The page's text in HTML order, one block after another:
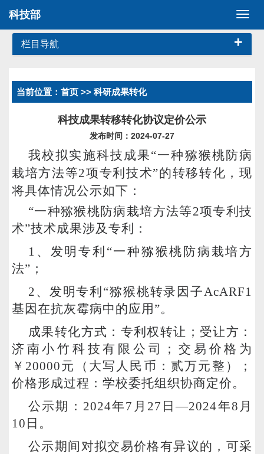
切
科技部
栏目导航 +
当前位置： 首页 >> 科研成果转化
科技成果转移转化协议定价公示
发布时间：2024-07-27
我校拟实施科技成果“一种猕猴桃防病
栽培方法等2项专利技术”的转移转化，现
将具体情况公示如下：
“一种猕猴桃防病栽培方法等2项专利技
术”技术成果涉及专利：
1 、发明专利“一种猕猴桃防病栽培方
法”；
2 、发明专利“猕猴桃转录因子AcARF1
基因在抗灰霉病中的应用”。
成果转化方式：专利权转让；受让方：
济南小竹科技有限公司；交易价格为
￥20000元（大写人民币：贰万元整）；
价格形成过程：学校委托组织协商定价。
公示期：2024年7月27日—2024年8月
10日。
公示期间对拟交易价格有异议的，可采